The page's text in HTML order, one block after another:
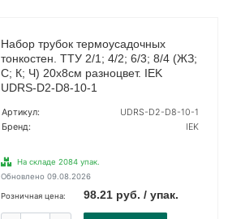
Набор трубок термоусадочных
тонкостен. ТТУ 2/1; 4/2; 6/3; 8/4 (ЖЗ;
С; К; Ч) 20х8см разноцвет. IEK
UDRS-D2-D8-10-1
Артикул:
UDRS-D2-D8-10-1
Бренд:
IEK
На складе 2084 упак.
Обновлено 09.08.2026
Розничная цена: 98.21 руб. / упак.